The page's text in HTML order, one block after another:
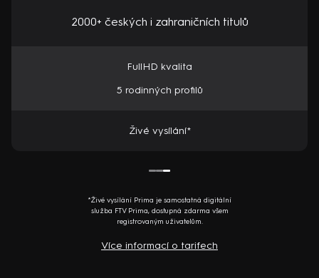
2000+ českých i zahraničních titulů
FullHD kvalita
5 rodinných profilů
Živé vysílání*
*Živé vysílání Prima je samostatná digitální
služba FTV Prima, dostupná zdarma všem
registrovaným uživatelům.
Více informací o tarifech